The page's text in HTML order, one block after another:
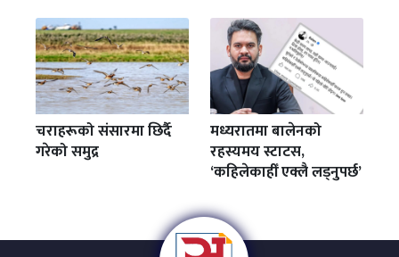
चराहरूको संसारमा छिर्दै
गरेको समुद्र
मध्यरातमा बालेनको
रहस्यमय स्टाटस,
‘कहिलेकाहीँ एक्लै लड्नुपर्छ’